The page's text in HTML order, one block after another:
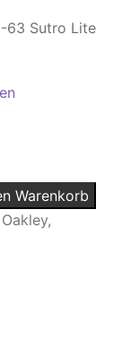
Warenkorb
Oakley,